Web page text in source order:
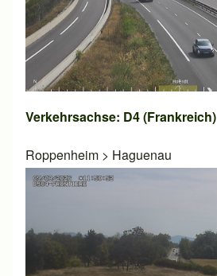
Verkehrsachse: D4 (Frankreich)
Roppenheim > Haguenau